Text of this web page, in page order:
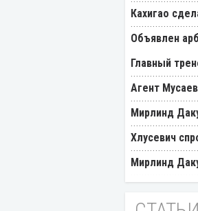
Кахигао
Объявлен
Главный
Агент
Мирлинд
Хлусевич
Мирлинд